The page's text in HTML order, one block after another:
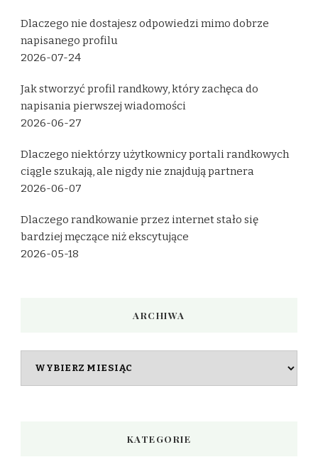
Dlaczego nie dostajesz odpowiedzi mimo dobrze
napisanego profilu
2026-07-24
Jak stworzyć profil randkowy, który zachęca do
napisania pierwszej wiadomości
2026-06-27
Dlaczego niektórzy użytkownicy portali randkowych
ciągle szukają, ale nigdy nie znajdują partnera
2026-06-07
Dlaczego randkowanie przez internet stało się
bardziej męczące niż ekscytujące
2026-05-18
ARCHIWA
KATEGORIE